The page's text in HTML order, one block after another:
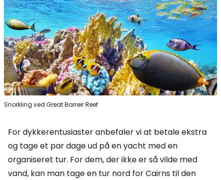
Snorkling ved Great Barreir Reef
For dykkerentusiaster anbefaler vi at betale ekstra
og tage et par dage ud på en yacht med en
organiseret tur. For dem, der ikke er så vilde med
vand, kan man tage en tur nord for Cairns til den